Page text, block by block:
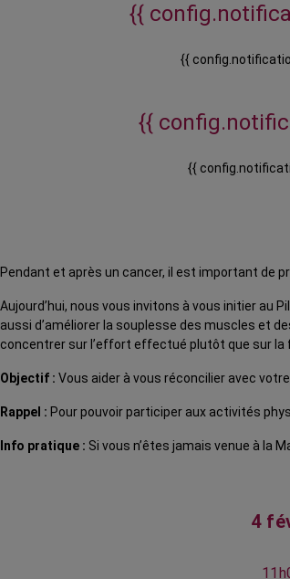
{{
{{
{{
{{
Pendant et après un cancer, il est important de
Aujourd’hui, nous vous invitons à vous initier
aussi d’améliorer la souplesse des muscles et
concentrer sur l’effort effectué plutôt que sur la
Objectif : Vous aider à vous réconcilier avec
Rappel : Pour pouvoir participer aux activités
Info pratique : Si vous n’êtes jamais venue à la
4